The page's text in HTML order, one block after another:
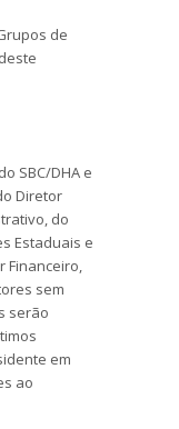
de
SBC/DHA e
Diretor
do
Estaduais e
Financeiro,
sem
serão
em
ao